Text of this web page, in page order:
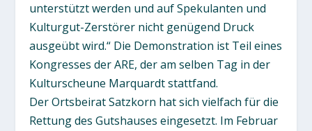
unterstützt werden und auf Spekulanten und
Kulturgut-Zerstörer nicht genügend Druck
ausgeübt wird.“ Die Demonstration ist Teil eines
Kongresses der ARE, der am selben Tag in der
Kulturscheune Marquardt stattfand.
Der Ortsbeirat Satzkorn hat sich vielfach für die
Rettung des Gutshauses eingesetzt. Im Februar